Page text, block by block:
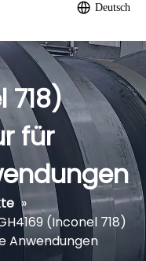
Deutsch
718)
für
»
(Inconel 718)
Anwendungen